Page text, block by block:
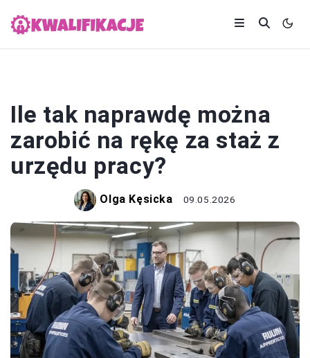
Ile tak naprawdę można
zarobić na rękę za staż z
urzędu pracy?
Olga Kęsicka 09.05.2026